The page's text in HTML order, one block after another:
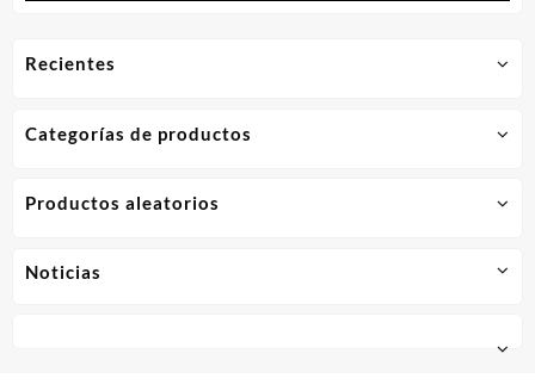
Recientes
Categorías de productos
Productos aleatorios
Noticias